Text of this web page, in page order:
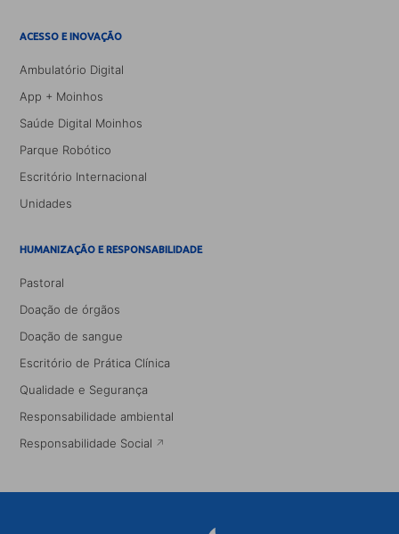
ACESSO E INOVAÇÃO
Ambulatório Digital
App + Moinhos
Saúde Digital Moinhos
Parque Robótico
Escritório Internacional
Unidades
HUMANIZAÇÃO E RESPONSABILIDADE
Pastoral
Doação de órgãos
Doação de sangue
Escritório de Prática Clínica
Qualidade e Segurança
Responsabilidade ambiental
Responsabilidade Social